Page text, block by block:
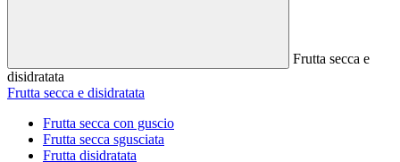
Frutta secca e
disidratata
Frutta secca e disidratata
Frutta secca con guscio
Frutta secca sgusciata
Frutta disidratata